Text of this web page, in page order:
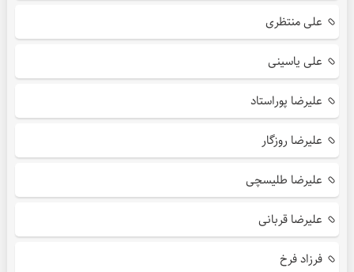
علی منتظری
علی یاسینی
علیرضا پوراستاد
علیرضا روزگار
علیرضا طلیسچی
علیرضا قربانی
فرزاد فرخ